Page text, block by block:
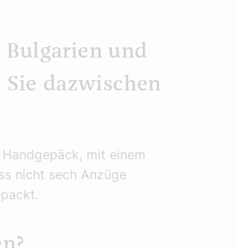
Bulgarien und
dazwischen
mit einem
nicht sech Anzüge